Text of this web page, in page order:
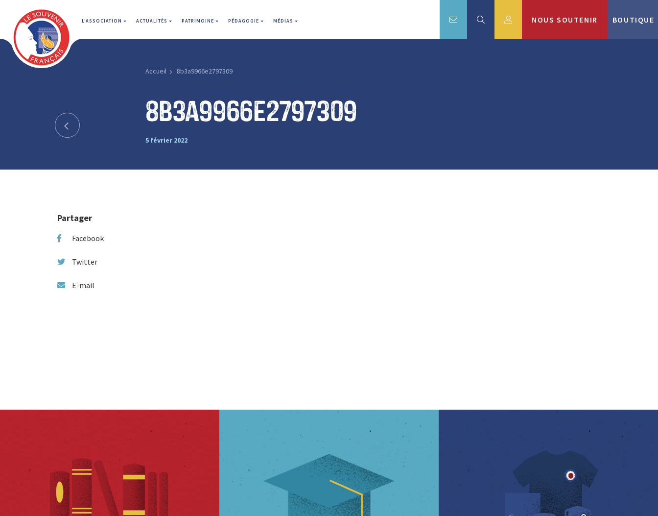
L'ASSOCIATION ACTUALITÉS PATRIMOINE PÉDAGOGIE MÉDIAS NOUS SOUTENIR BOUTIQUE
Accueil 8b3a9966e2797309
8b3a9966e2797309
5 février 2022
Partager
Facebook
Twitter
E-mail